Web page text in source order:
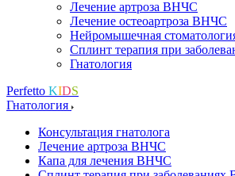
Лечение артроза ВНЧС
Лечение остеоартроза ВНЧС
Нейромышечная
Сплинт терапия при
Гнатология
Perfetto KIDS
Гнатология
Консультация гнатолога
Лечение артроза ВНЧС
Капа для лечения ВНЧС